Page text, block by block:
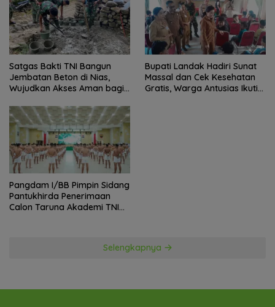
Satgas Bakti TNI Bangun
Jembatan Beton di Nias,
Wujudkan Akses Aman bagi
Bupati Landak Hadiri Sunat
Massal dan Cek Kesehatan
Gratis, Warga Antusias Ikuti
Pangdam I/BB Pimpin Sidang
Pantukhirda Penerimaan
Calon Taruna Akademi TNI
Selengkapnya